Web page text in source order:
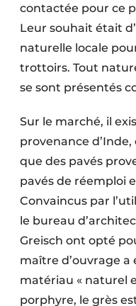
contactée pour ce
Leur souhait était
naturelle locale
trottoirs. Tout
se sont présentés
Sur le marché, il
provenance d’Inde,
que des pavés
pavés de réemploi
Convaincus par
le bureau
Greisch ont opté
maître d’ouvrage
matériau « naturel
porphyre, le grès